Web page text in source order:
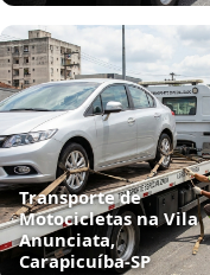
Transporte de
Motocicletas na Vila
Anunciata,
Carapicuíba‑SP